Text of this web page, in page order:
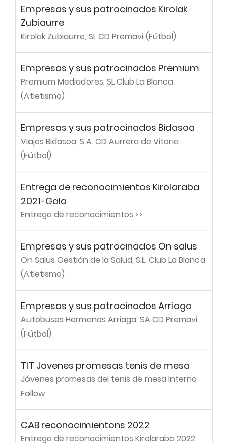
Empresas y sus patrocinados Kirolak
Zubiaurre
Kirolak Zubiaurre, SL CD Premavi (Fútbol)
Empresas y sus patrocinados Premium
Premium Mediadores, SL Club La Blanca
(Atletismo)
Empresas y sus patrocinados Bidasoa
Viajes Bidasoa, S.A. CD Aurrera de Vitoria
(Fútbol)
Entrega de reconocimientos Kirolaraba
2021-Gala
Entrega de reconocimientos >>
Empresas y sus patrocinados On salus
On Salus Gestión de la Salud, S.L. Club La Blanca
(Atletismo)
Empresas y sus patrocinados Arriaga
Autobuses Hermanos Arriaga, SA CD Premavi
(Fútbol)
TIT Jovenes promesas tenis de mesa
Jóvenes promesas del tenis de mesa Interno
Follow
CAB reconocimientons 2022
Entrega de reconocimientos Kirolaraba 2022